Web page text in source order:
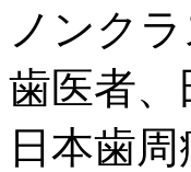
ノンク
歯医者
日本歯